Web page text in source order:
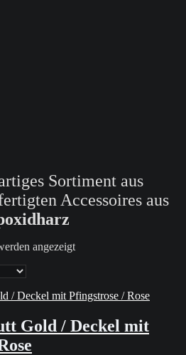
Sortiment aus
Accessoires aus
angezeigtNach
Gold / Deckel mit